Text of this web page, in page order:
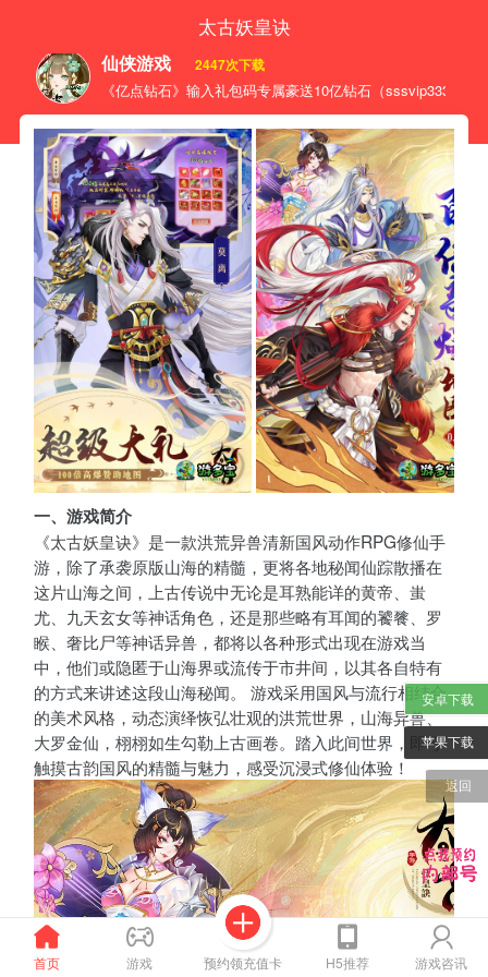
首页 游戏 预约领充值卡 H5推荐 游戏咨讯
安卓下载
苹果下载
返回
太古妖皇诀
仙侠游戏 2447次下载
《亿点钻石》输入礼包码专属豪送10亿钻石（
一、游戏简介
《太古妖皇诀》是一款洪荒异兽清新国风动作RPG修仙手
游，除了承袭原版山海的精髓，更将各地秘闻仙踪散播在
这片山海之间，上古传说中无论是耳熟能详的黄帝、蚩
尤、九天玄女等神话角色，还是那些略有耳闻的饕餮、罗
睺、奢比尸等神话异兽，都将以各种形式出现在游戏当
中，他们或隐匿于山海界或流传于市井间，以其各自特有
的方式来讲述这段山海秘闻。 游戏采用国风与流行相结合
的美术风格，动态演绎恢弘壮观的洪荒世界，山海异兽、
大罗金仙，栩栩如生勾勒上古画卷。踏入此间世界，即可
触摸古韵国风的精髓与魅力，感受沉浸式修仙体验！